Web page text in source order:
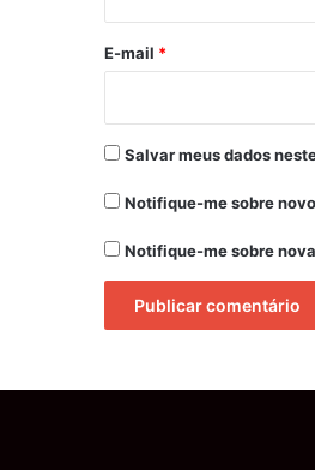
*
E-mail *
Salvar meus dados
Notifique-me sobre
Notifique-me sobre